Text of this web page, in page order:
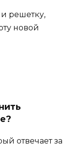
решетку,
новой
отвечает за